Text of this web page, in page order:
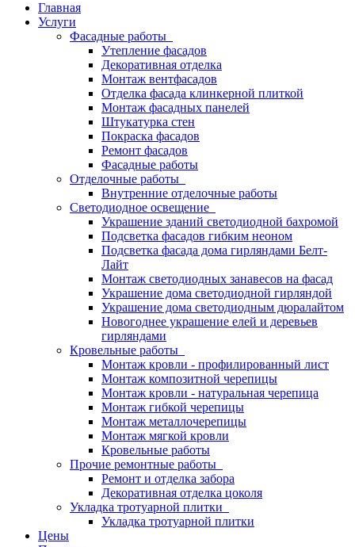
Главная
Услуги
Фасадные работы
Утепление фасадов
Декоративная отделка
Монтаж вентфасадов
Отделка фасада клинкерной плиткой
Монтаж фасадных панелей
Штукатурка стен
Покраска фасадов
Ремонт фасадов
Фасадные работы
Отделочные работы
Внутренние отделочные работы
Светодиодное освещение
Украшение зданий светодиодной бахромой
Подсветка фасадов гибким неоном
Подсветка фасада дома гирляндами Белт-
Лайт
Монтаж светодиодных занавесов на фасад
Украшение дома светодиодной гирляндой
Украшение дома светодиодным дюралайтом
Новогоднее украшение елей и деревьев
гирляндами
Кровельные работы
Монтаж кровли - профилированный лист
Монтаж композитной черепицы
Монтаж кровли - натуральная черепица
Монтаж гибкой черепицы
Монтаж металлочерепицы
Монтаж мягкой кровли
Кровельные работы
Прочие ремонтные работы
Ремонт и отделка забора
Декоративная отделка цоколя
Укладка тротуарной плитки
Укладка тротуарной плитки
Цены